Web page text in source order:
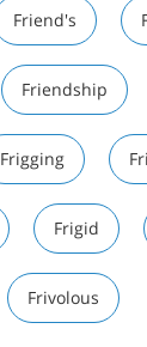
Friend's
Friendship
Frigging
Frigid
Frivolous